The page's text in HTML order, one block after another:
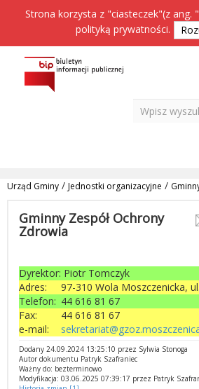
Strona korzysta z "ciasteczek"(z ang.
polityką prywatności.
Urząd Gminy / Jednostki organizacyjne /
Gminny Zespół Ochrony
Zdrowia
Dyrektor: Piotr Tomczyk
Adres:
97-310 Wola Moszczenicka,
Telefon: 44 616 81 67
Fax:
44 616 81 67
e-mail:
Dodany 24.09.2024 13:25:10 przez Sylwia Stonoga
Autor dokumentu Patryk Szafraniec
Ważny do: bezterminowo
Modyfikacja: 03.06.2025 07:39:17 przez Patryk